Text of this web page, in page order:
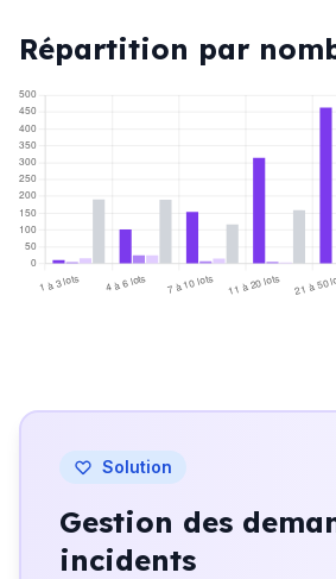
Répartition par
1 à 3 lots 4 à 6 lots 7 à 10 lots 11 à 20 lots 21 à 50
0
50
100
150
200
250
300
350
400
450
500
Solution
Gestion des
incidents